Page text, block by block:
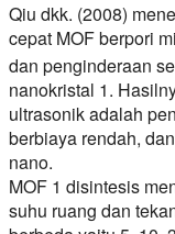
Qiu dkk. (2008)
cepat MOF berpori
dan penginderaan
nanokristal 1.
ultrasonik adalah
berbiaya rendah,
nano.
MOF 1 disintesis
suhu ruang dan